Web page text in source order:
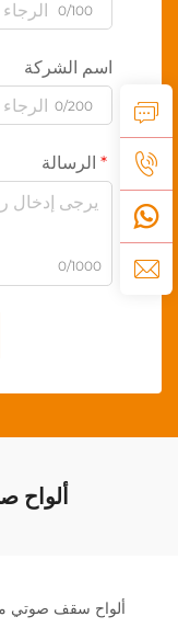
0/100
اسم الشركة
0/200
الرسالة
0/1000
ألواح
ألواح سقف صوتي